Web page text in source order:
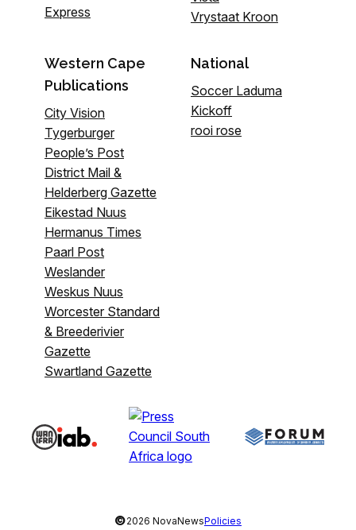
Express
Vrystaat Kroon
Western Cape
Publications
City Vision
Tygerburger
People’s Post
District Mail &
Helderberg Gazette
Eikestad Nuus
Hermanus Times
Paarl Post
Weslander
Weskus Nuus
Worcester Standard
& Breederivier
Gazette
Swartland Gazette
National
Soccer Laduma
Kickoff
rooi rose
©2026 NovaNewsPolicies